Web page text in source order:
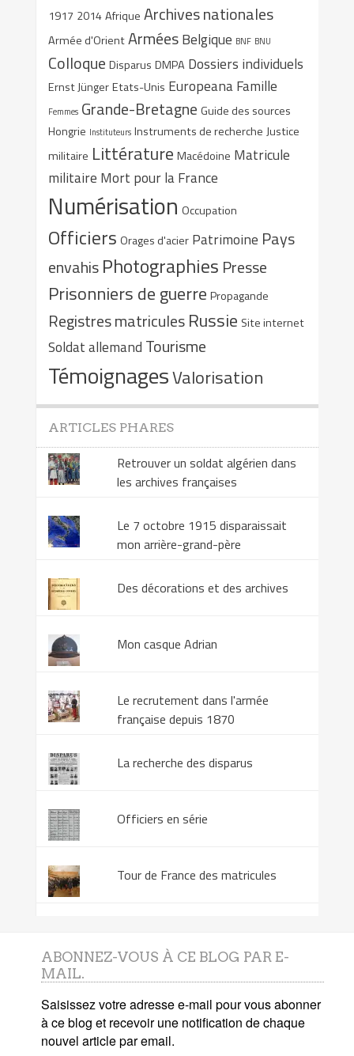
1917 2014Afrique Archives nationales
Armée d'OrientArméesBelgique BNF BNU
Colloque Disparus DMPA Dossiers individuels
Ernst JüngerEtats-Unis EuropeanaFamille
Femmes Grande-Bretagne Guide des sources
Hongrie Instituteurs Instruments de recherche Justice
militaire Littérature Macédoine Matricule
militaire Mort pour la France
Numérisation Occupation
Officiers Orages d'acier Patrimoine Pays
envahis Photographies Presse
Prisonniers de guerre Propagande
Registres matricules Russie Site internet
Soldat allemand Tourisme
TémoignagesValorisation
ARTICLES PHARES
Retrouver un soldat algérien dans
les archives françaises
Le 7 octobre 1915 disparaissait
mon arrière-grand-père
Des décorations et des archives
Mon casque Adrian
Le recrutement dans l'armée
française depuis 1870
La recherche des disparus
Officiers en série
Tour de France des matricules
ABONNEZ-VOUS À CE BLOG PAR E-
MAIL.
Saisissez votre adresse e-mail pour vous abonner
à ce blog et recevoir une notification de chaque
nouvel article par email.